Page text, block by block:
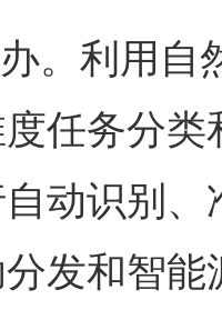
利用自
任务分
动识别
发和智